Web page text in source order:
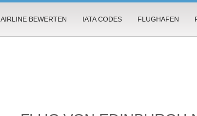
AIRLINE BEWERTEN IATA CODES FLUGHAFEN